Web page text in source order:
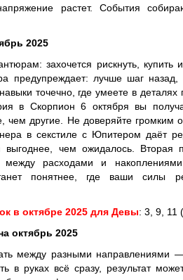
растет. События
2025
захочется рискнуть, купить
предупреждает: лучше шаг назад,
точечно, где умеете в деталях
в Скорпион 6 октября вы
чем другие. Не доверяйте
в секстиле с Юпитером даёт
выгоднее, чем ожидалось. Вторая
между расходами и
понятнее, где ваши силы
в октябре 2025 для Девы: 3, 9, 11
октябрь 2025
между разными направлениями
в руках всё сразу, результат